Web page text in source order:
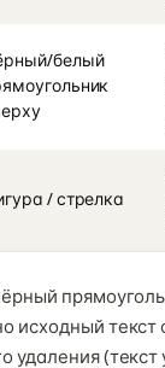
белый
/ стрелка
исходный текст
удаления (текст